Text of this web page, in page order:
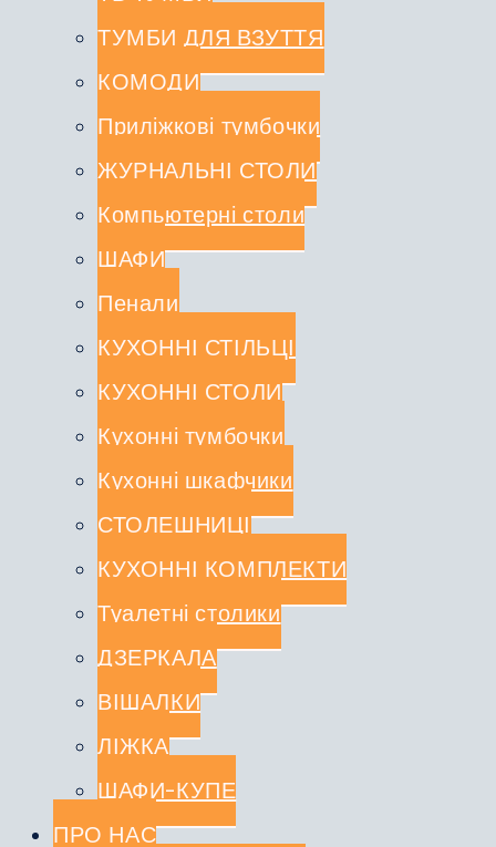
ТУМБИ ДЛЯ ВЗУТТЯ
КОМОДИ
Приліжкові тумбочки
ЖУРНАЛЬНІ СТОЛИ
Компьютерні столи
ШАФИ
Пенали
КУХОННІ СТІЛЬЦІ
КУХОННІ СТОЛИ
Кухонні тумбочки
Кухонні шкафчики
СТОЛЕШНИЦІ
КУХОННІ КОМПЛЕКТИ
Туалетні столики
ДЗЕРКАЛА
ВІШАЛКИ
ЛІЖКА
ШАФИ-КУПЕ
ПРО НАС